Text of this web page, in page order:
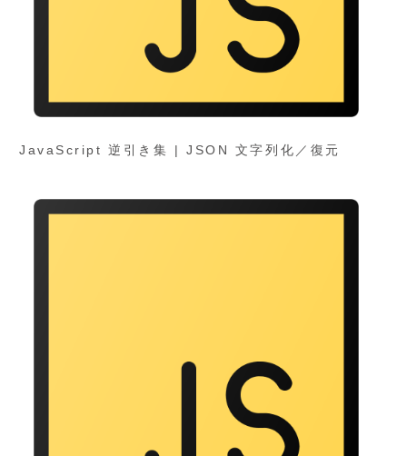
JavaScript 逆引き集 | JSON 文字列化／復元